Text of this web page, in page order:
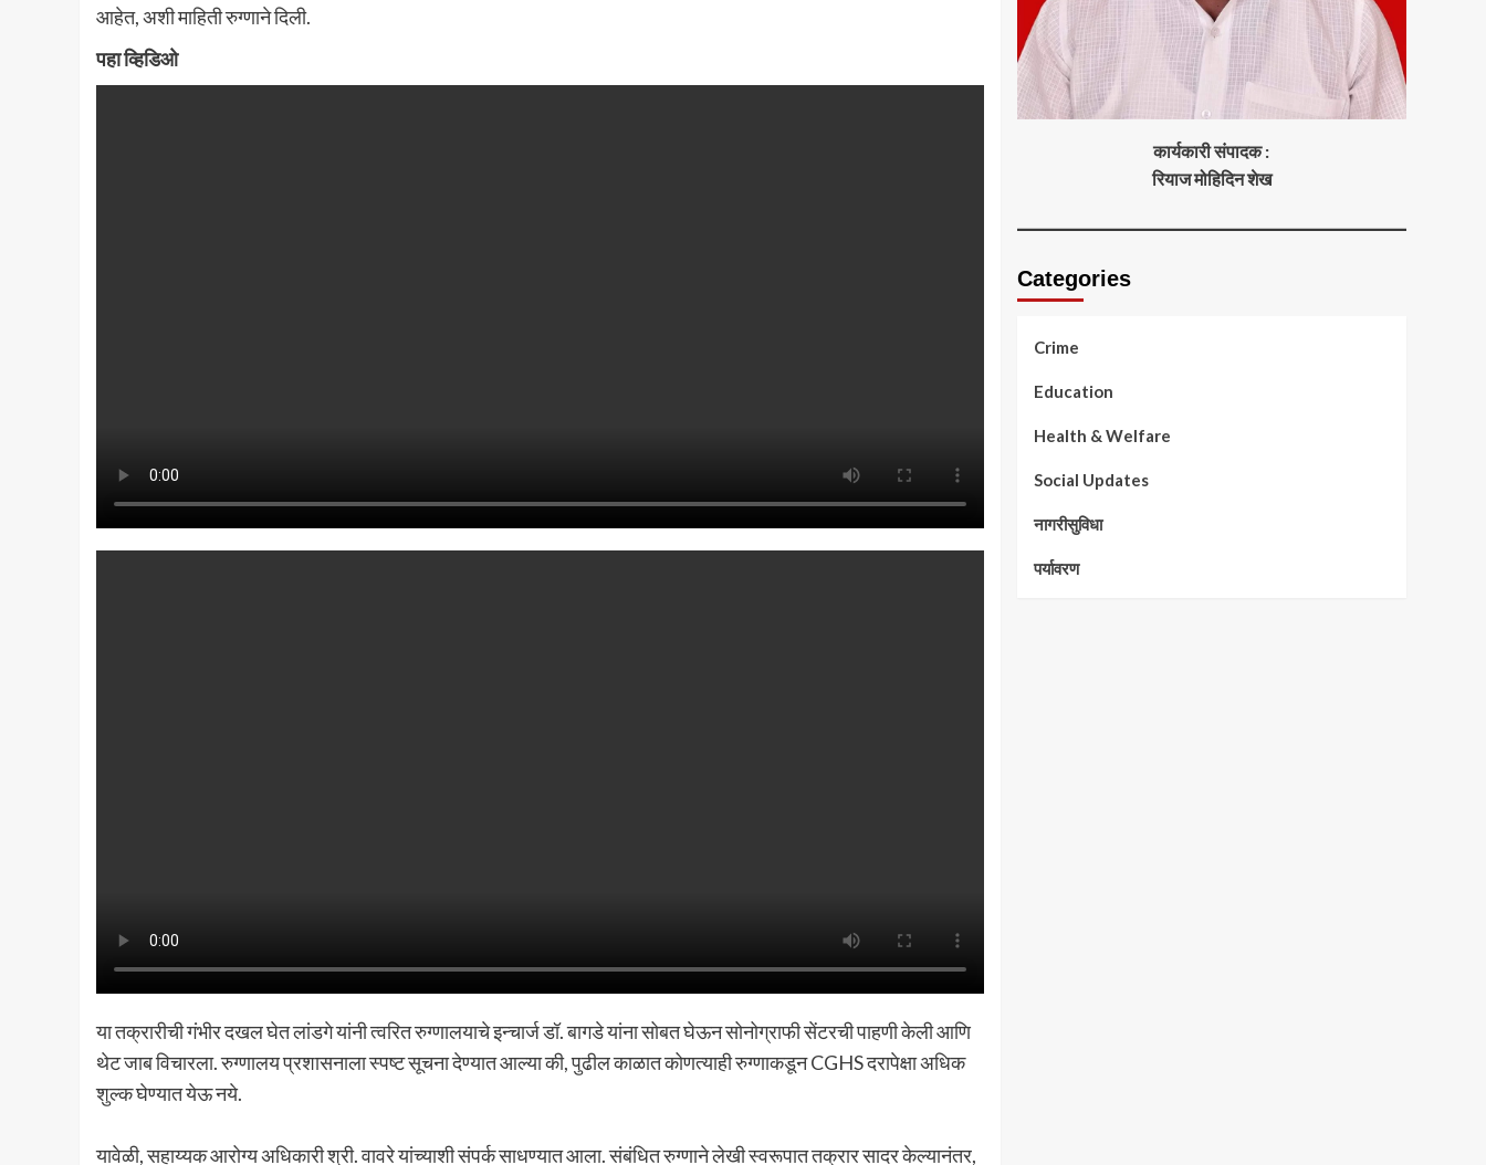
आहेत, अशी माहिती रुग्णाने दिली.
पहा व्हिडिओ
या तक्रारीची गंभीर दखल घेत लांडगे यांनी त्वरित रुग्णालयाचे इन्चार्ज डॉ. बागडे यांना सोबत घेऊन सोनोग्राफी सेंटरची पाहणी केली आणि
थेट जाब विचारला. रुग्णालय प्रशासनाला स्पष्ट सूचना देण्यात आल्या की, पुढील काळात कोणत्याही रुग्णाकडून CGHS दरापेक्षा अधिक
शुल्क घेण्यात येऊ नये.
यावेळी, सहाय्यक आरोग्य अधिकारी श्री. वावरे यांच्याशी संपर्क साधण्यात आला. संबंधित रुग्णाने लेखी स्वरूपात तक्रार सादर केल्यानंतर,
कार्यकारी संपादक :
रियाज मोहिदिन शेख
Categories
Crime
Education
Health & Welfare
Social Updates
नागरीसुविधा
पर्यावरण